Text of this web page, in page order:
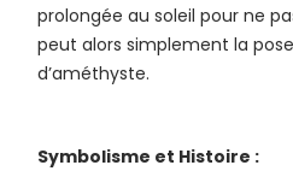
prolongée au soleil pour ne
peut alors simplement la
d’améthyste.
Symbolisme et Histoire :